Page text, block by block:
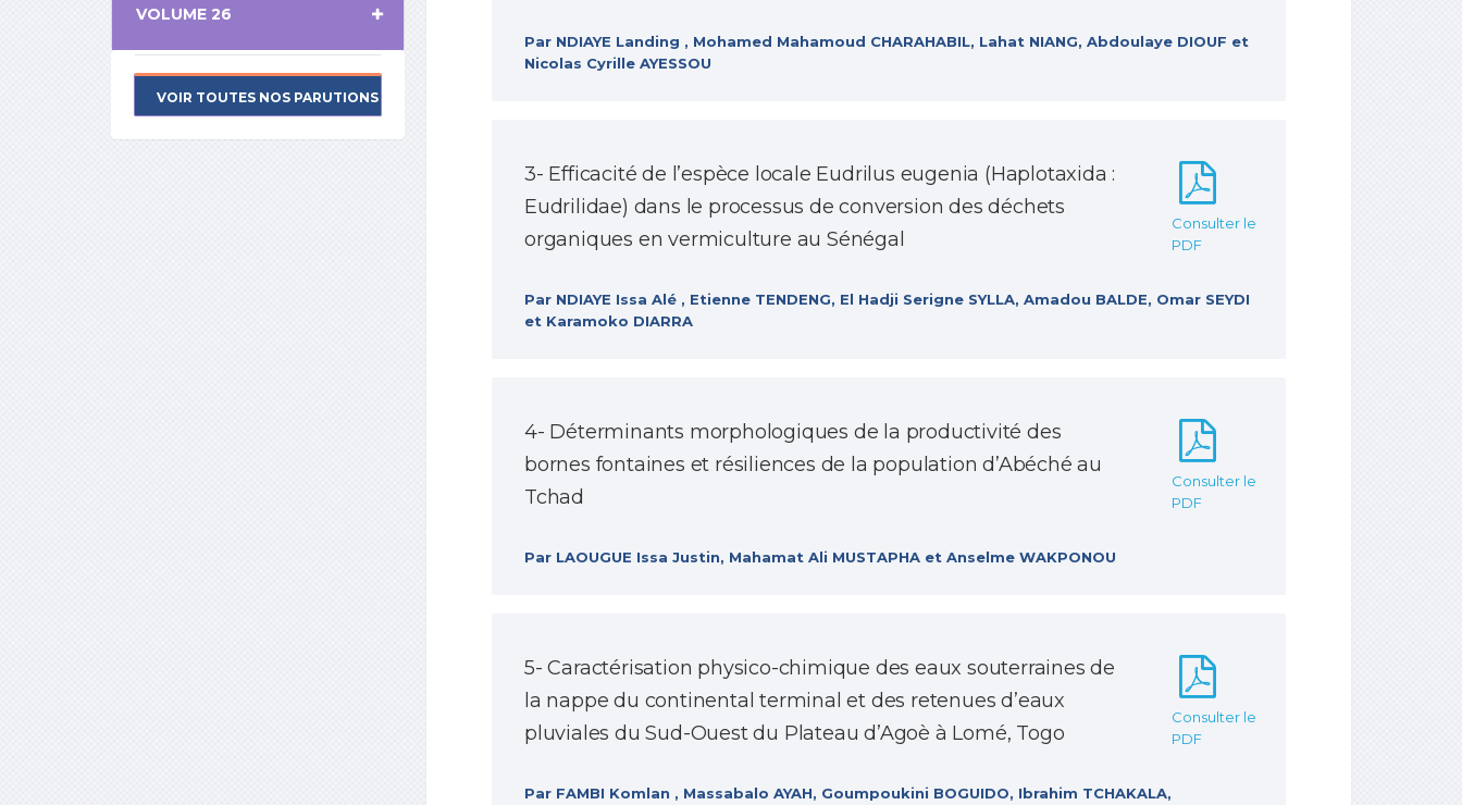
Par NDIAYE Landing , Mohamed Mahamoud CHARAHABIL, Lahat NIANG, Abdoulaye DIOUF et
Nicolas Cyrille AYESSOU
3- Efficacité de l’espèce locale Eudrilus eugenia (Haplotaxida :
Eudrilidae) dans le processus de conversion des déchets
organiques en vermiculture au Sénégal
Consulter le
PDF
Par NDIAYE Issa Alé , Etienne TENDENG, El Hadji Serigne SYLLA, Amadou BALDE, Omar SEYDI
et Karamoko DIARRA
4- Déterminants morphologiques de la productivité des
bornes fontaines et résiliences de la population d’Abéché au
Tchad
Consulter le
PDF
Par LAOUGUE Issa Justin, Mahamat Ali MUSTAPHA et Anselme WAKPONOU
5- Caractérisation physico-chimique des eaux souterraines de
la nappe du continental terminal et des retenues d’eaux
pluviales du Sud-Ouest du Plateau d’Agoè à Lomé, Togo
Consulter le
PDF
Par FAMBI Komlan , Massabalo AYAH, Goumpoukini BOGUIDO, Ibrahim TCHAKALA,
VOLUME 26
VOIR TOUTES NOS PARUTIONS